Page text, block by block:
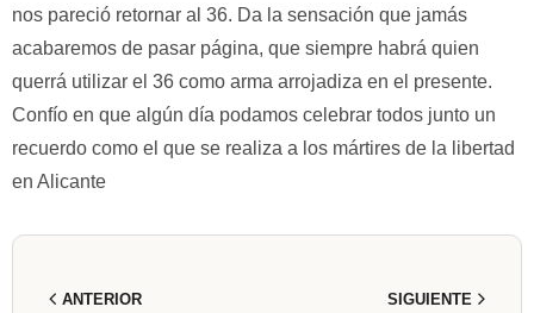
nos pareció retornar al 36. Da la sensación que jamás
acabaremos de pasar página, que siempre habrá quien
querrá utilizar el 36 como arma arrojadiza en el presente.
Confío en que algún día podamos celebrar todos junto un
recuerdo como el que se realiza a los mártires de la libertad
en Alicante
ANTERIOR SIGUIENTE